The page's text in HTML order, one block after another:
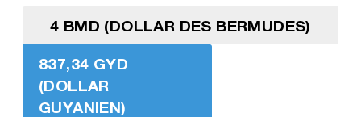
4 BMD (DOLLAR DES BERMUDES)
837,34 GYD
(DOLLAR
GUYANIEN)